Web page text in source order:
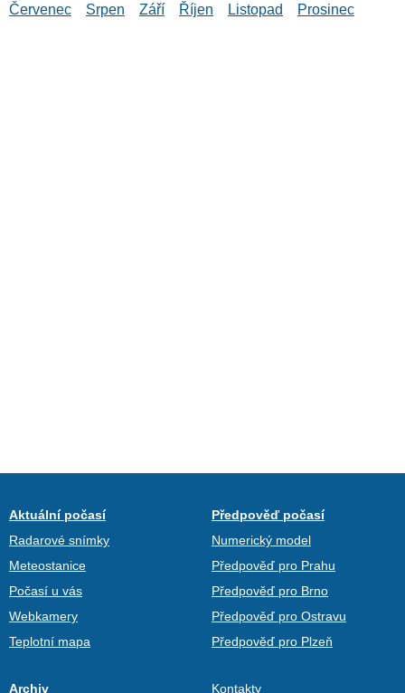
Červenec
Srpen Září Říjen Listopad Prosinec
Aktuální počasí
Radarové snímky
Meteostanice
Počasí u vás
Webkamery
Teplotní mapa
Předpověď počasí
Numerický model
Předpověď pro Prahu
Předpověď pro Brno
Předpověď pro Ostravu
Předpověď pro Plzeň
Archiv Kontakty